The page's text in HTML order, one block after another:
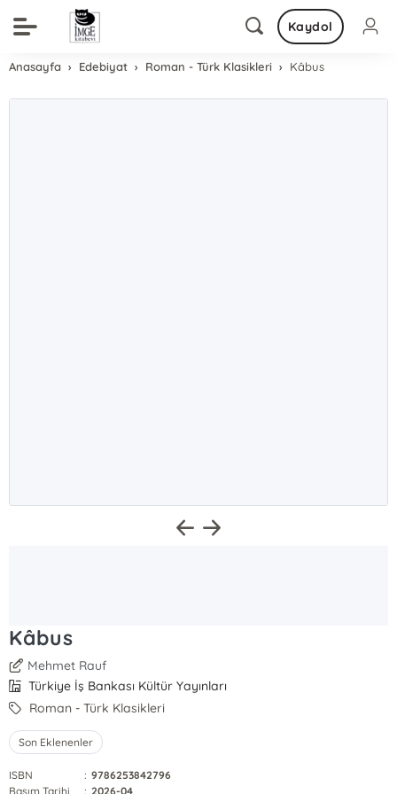
Kaydol
Anasayfa Edebiyat Roman - Türk Klasikleri Kâbus
Kâbus
Mehmet Rauf
Türkiye İş Bankası Kültür Yayınları
Roman - Türk Klasikleri
Son Eklenenler
ISBN : 9786253842796
Basım Tarihi
: 2026-04